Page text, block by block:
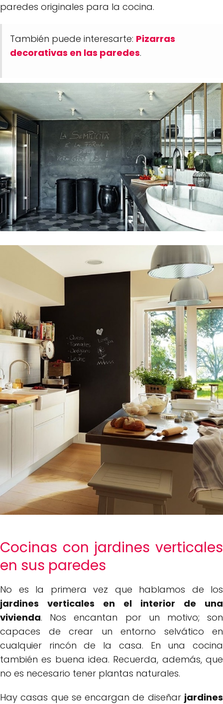
paredes originales para la cocina.
También puede interesarte: Pizarras
decorativas en las paredes.
Cocinas con jardines verticales
en sus paredes
No es la primera vez que hablamos de los
jardines verticales en el interior de una
vivienda. Nos encantan por un motivo; son
capaces de crear un entorno selvático en
cualquier rincón de la casa. En una cocina
también es buena idea. Recuerda, además, que
no es necesario tener plantas naturales.
Hay casas que se encargan de diseñar jardines